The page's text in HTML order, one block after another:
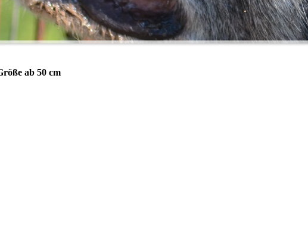
ab 50 cm